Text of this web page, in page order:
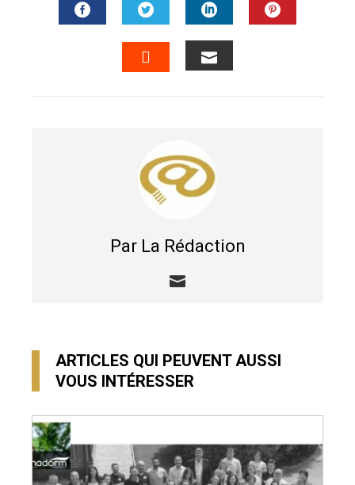
FACEBOOKTWITTERLINKEDIN
Par La Rédaction
ARTICLES QUI PEUVENT AUSSI
VOUS INTÉRESSER